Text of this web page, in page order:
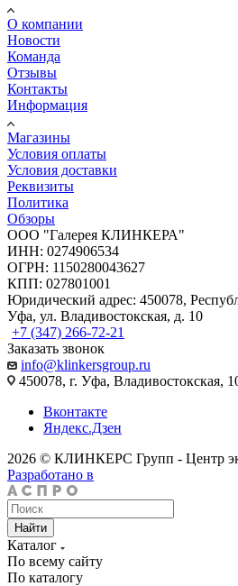
О компании
Новости
Команда
Отзывы
Контакты
Информация
Магазины
Условия оплаты
Условия доставки
Реквизиты
Политика
Обзоры
ООО "Галерея КЛИНКЕРА"
ИНН: 0274906534
ОГРН: 1150280043627
КПП: 027801001
Юридический адрес: 450078,
Уфа, ул. Владивостокская, д. 10
+7 (347) 266-72-21
Заказать звонок
info@klinkersgroup.ru
450078, г. Уфа, Владивостокская,
Вконтакте
Яндекс.Дзен
2026 © КЛИНКЕРС Групп - Центр
Разработано в
Найти
Каталог
По всему сайту
По каталогу